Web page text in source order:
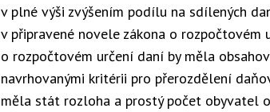
v plné výši zvýšením podílu na sdílených
v připravené novele zákona o rozpočtovém
o rozpočtovém určení daní by měla
navrhovanými kritérii pro přerozdělení
měla stát rozloha a prostý počet obyvatel